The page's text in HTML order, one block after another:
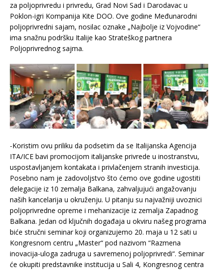
za poljoprivredu i privredu, Grad Novi Sad i Darodavac u
Poklon-igri Kompanija Kite DOO. Ove godine Međunarodni
poljoprivredni sajam, nosilac oznake „Najbolje iz Vojvodine“
ima snažnu podršku Italije kao Strateškog partnera
Poljoprivrednog sajma.
-Koristim ovu priliku da podsetim da se Italijanska Agencija
ITA/ICE bavi promocijom italijanske privrede u inostranstvu,
uspostavljanjem kontakata i privlačenjem stranih investicija.
Posebno nam je zadovoljstvo što ćemo ove godine ugostiti
delegacije iz 10 zemalja Balkana, zahvaljujući angažovanju
naših kancelarija u okruženju. U pitanju su najvažniji uvoznici
poljoprivredne opreme i mehanizacije iz zemalja Zapadnog
Balkana. Jedan od ključnih događaja u okviru našeg programa
biće stručni seminar koji organizujemo 20. maja u 12 sati u
Kongresnom centru „Master“ pod nazivom “Razmena
inovacija-uloga zadruga u savremenoj poljoprivredi“. Seminar
će okupiti predstavnike institucija u Sali 4, Kongresnog centra